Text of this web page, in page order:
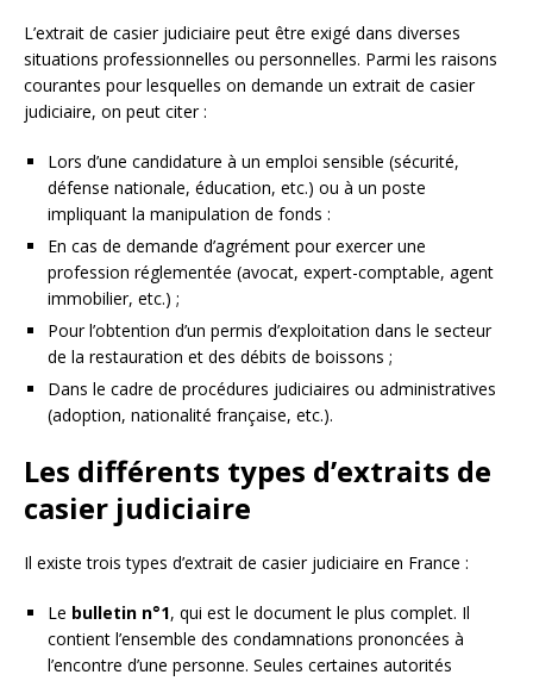
L’extrait de casier judiciaire peut être exigé dans diverses
situations professionnelles ou personnelles. Parmi les raisons
courantes pour lesquelles on demande un extrait de casier
judiciaire, on peut citer :
Lors d’une candidature à un emploi sensible (sécurité,
défense nationale, éducation, etc.) ou à un poste
impliquant la manipulation de fonds :
En cas de demande d’agrément pour exercer une
profession réglementée (avocat, expert-comptable, agent
immobilier, etc.) ;
Pour l’obtention d’un permis d’exploitation dans le secteur
de la restauration et des débits de boissons ;
Dans le cadre de procédures judiciaires ou administratives
(adoption, nationalité française, etc.).
Les différents types d’extraits de
casier judiciaire
Il existe trois types d’extrait de casier judiciaire en France :
Le bulletin n°1, qui est le document le plus complet. Il
contient l’ensemble des condamnations prononcées à
l’encontre d’une personne. Seules certaines autorités